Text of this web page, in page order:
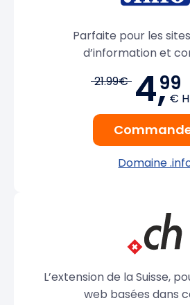
Parfaite pour les
d’information et
21.99€ 4,99
€
Domaine
L’extension de la Suisse,
web basées dans